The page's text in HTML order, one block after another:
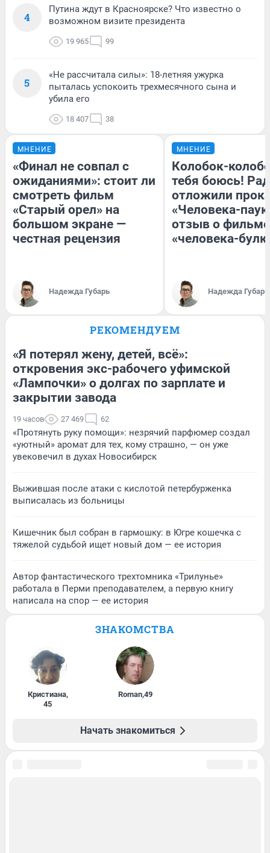
4
Путина ждут в Красноярске? Что известно о
возможном визите президента
19 965 99
5
«Не рассчитала силы»: 18-летняя ужурка
пыталась успокоить трехмесячного сына и
убила его
18 407 38
МНЕНИЕ
«Финал не совпал с
ожиданиями»: стоит ли
смотреть фильм
«Старый орел» на
большом экране —
честная рецензия
Надежда Губарь
МНЕНИЕ
Колобок-
тебя боюсь!
отложили
«Человека-
отзыв о
«человека-
Надежда Губарь
РЕКОМЕНДУЕМ
«Я потерял жену, детей, всё»:
откровения экс-рабочего уфимской
«Лампочки» о долгах по зарплате и
закрытии завода
19 часов 27 469 62
«Протянуть руку помощи»: незрячий парфюмер создал
«уютный» аромат для тех, кому страшно, — он уже
увековечил в духах Новосибирск
Выжившая после атаки с кислотой петербурженка
выписалась из больницы
Кишечник был собран в гармошку: в Югре кошечка с
тяжелой судьбой ищет новый дом — ее история
Автор фантастического трехтомника «Трилунье»
работала в Перми преподавателем, а первую книгу
написала на спор — ее история
ЗНАКОМСТВА
Кристиана,
45
Roman,49
Начать знакомиться